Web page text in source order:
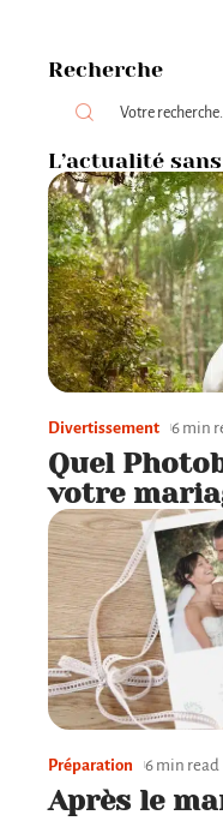
Recherche
L’actualité
Divertissement 6 min
Quel
votre
Préparation 6 min read
Après le